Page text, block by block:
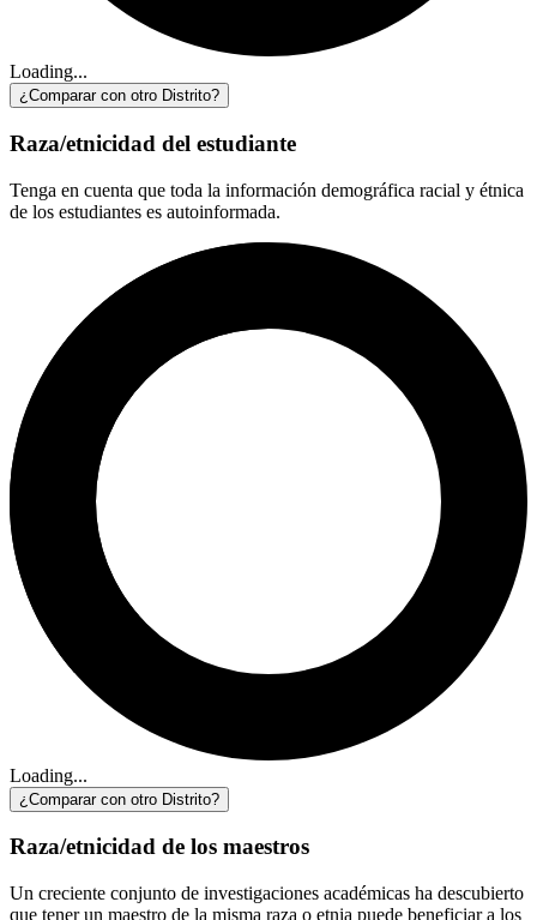
Loading...
¿Comparar con otro Distrito?
Raza/etnicidad del estudiante
Tenga en cuenta que toda la información demográfica racial y étnica
de los estudiantes es autoinformada.
Loading...
¿Comparar con otro Distrito?
Raza/etnicidad de los maestros
Un creciente conjunto de investigaciones académicas ha descubierto
que tener un maestro de la misma raza o etnia puede beneficiar a los